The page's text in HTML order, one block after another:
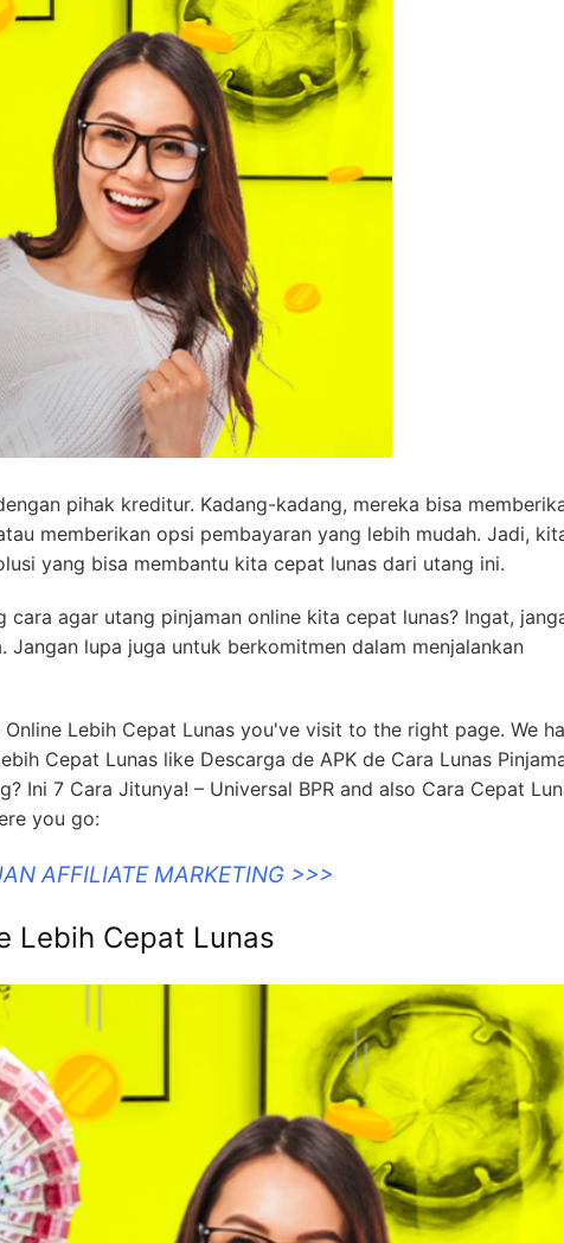
pihak kreditur. Kadang-kadang, mereka bisa
memberikan opsi pembayaran yang lebih mudah. Jadi,
yang bisa membantu kita cepat lunas dari utang ini.
cara agar utang pinjaman online kita cepat lunas? Ingat,
lupa juga untuk berkomitmen dalam menjalankan
Lebih Cepat Lunas you've visit to the right page. We
Cepat Lunas like Descarga de APK de Cara Lunas
Ini 7 Cara Jitunya! – Universal BPR and also Cara Cepat
you go:
AFFILIATE MARKETING >>>
Lebih Cepat Lunas